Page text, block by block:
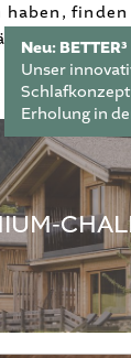
haben, finden
Neu:BETTER³
Unser
Erholung in